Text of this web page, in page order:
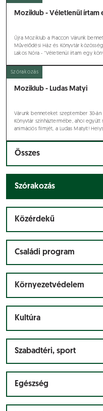
Moziklub - Véletlenül írtam
Újra Moziklub a Placcon Várunk
Művelődési Ház és Könyvtár
Lakos Nóra - "Véletlenül írtam egy
Szórakozás
Moziklub - Ludas Matyi
Várunk benneteket szeptember 30-án
Könyvtár színháztermébe, ahol
animációs filmjét, a Ludas Matyit!
Összes
Szórakozás
Közérdekű
Családi program
Környezetvédelem
Kultúra
Szabadtéri, sport
Egészség